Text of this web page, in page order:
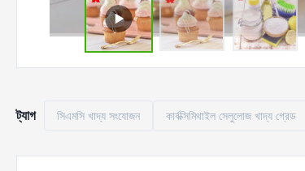
ট্যাগ সিএমসি খাদ্য সংযোজন কার্বক্সিমিথাইল সেলুলোজ খাদ্য গ্রেড